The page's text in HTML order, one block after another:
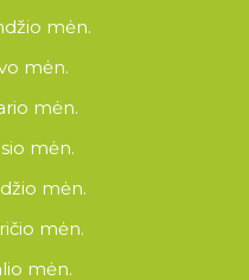
mėn.
mėn.
mėn.
mėn.
mėn.
mėn.
mėn.